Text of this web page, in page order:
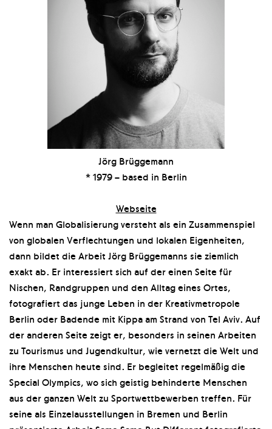
Jörg Brüggemann
* 1979 – based in Berlin
Webseite
Wenn man Globalisierung versteht als ein Zusammenspiel
von globalen Verflechtungen und lokalen Eigenheiten,
dann bildet die Arbeit Jörg Brüggemanns sie ziemlich
exakt ab. Er interessiert sich auf der einen Seite für
Nischen, Randgruppen und den Alltag eines Ortes,
fotografiert das junge Leben in der Kreativmetropole
Berlin oder Badende mit Kippa am Strand von Tel Aviv. Auf
der anderen Seite zeigt er, besonders in seinen Arbeiten
zu Tourismus und Jugendkultur, wie vernetzt die Welt und
ihre Menschen heute sind. Er begleitet regelmäßig die
Special Olympics, wo sich geistig behinderte Menschen
aus der ganzen Welt zu Sportwettbewerben treffen. Für
seine als Einzelausstellungen in Bremen und Berlin